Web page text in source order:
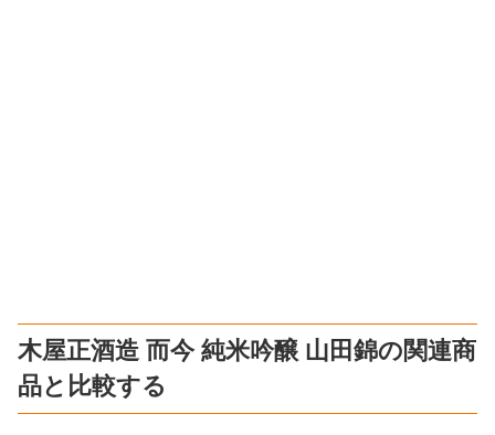
木屋正酒造 而今 純米吟醸 山田錦の関連商
品と比較する